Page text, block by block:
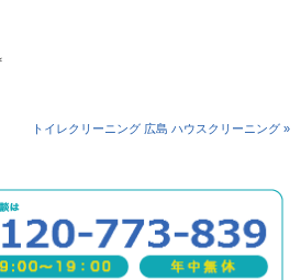
トイレクリーニング 広島 ハウスクリーニング »